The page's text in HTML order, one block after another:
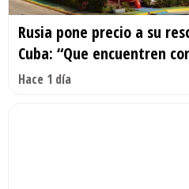
Rusia pone precio a su
Cuba: “Que encuentren
Hace 1 día